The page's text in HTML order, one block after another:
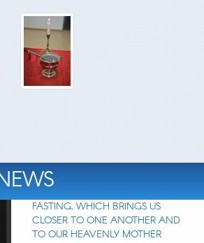
FASTING, WHICH BRINGS US
CLOSER TO ONE ANOTHER AND
TO OUR HEAVENLY MOTHER